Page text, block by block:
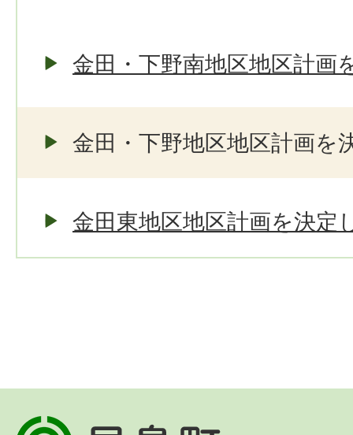
金田・下野南地区地区計画
金田・下野地区地区計画を
金田東地区地区計画を決定